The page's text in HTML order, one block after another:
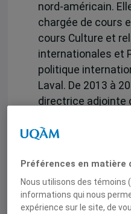
nord-américain.
chargée de cours
cours Culture et
internationales et
politique
Laval. De 2013 à
directrice adjointe
(CEIM) à l’UQAM.
Kim Fontaine-
académiques,
Congrès de
Préférences en matière
Nous utilisons des témoins
informations qui nous
expérience sur le site, de